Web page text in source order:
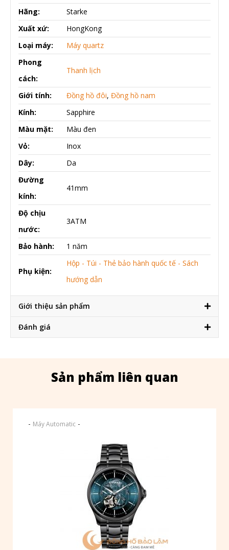
Hãng:
Starke
Xuất xứ:
HongKong
Loại máy:
Máy quartz
Phong
cách:
Thanh lịch
Giới tính: Đồng hồ đôi, Đồng hồ nam
Kính:
Sapphire
Màu mặt:
Màu đen
Vỏ:
Inox
Dây:
Da
Đường
kính:
41mm
Độ chịu
nước:
3ATM
Bảo hành: 1 năm
Phụ kiện:
Hộp - Túi - Thẻ bảo hành quốc tế - Sách
hướng dẫn
Giới thiệu sản phẩm
Đánh giá
Sản phẩm liên quan
- Máy Automatic -